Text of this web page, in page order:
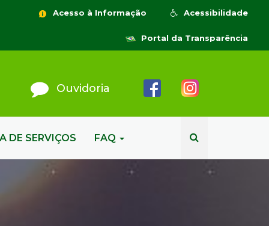
Acessibilidade
Acesso à Informação
Portal da Transparência
Ouvidoria
DE SERVIÇOS FAQ